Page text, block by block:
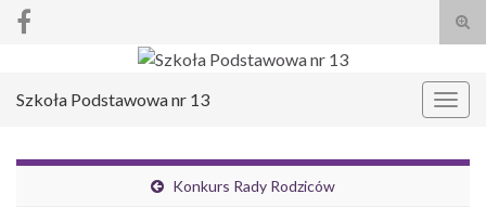
Search for:
Szkoła Podstawowa nr 13
Konkurs Rady Rodziców